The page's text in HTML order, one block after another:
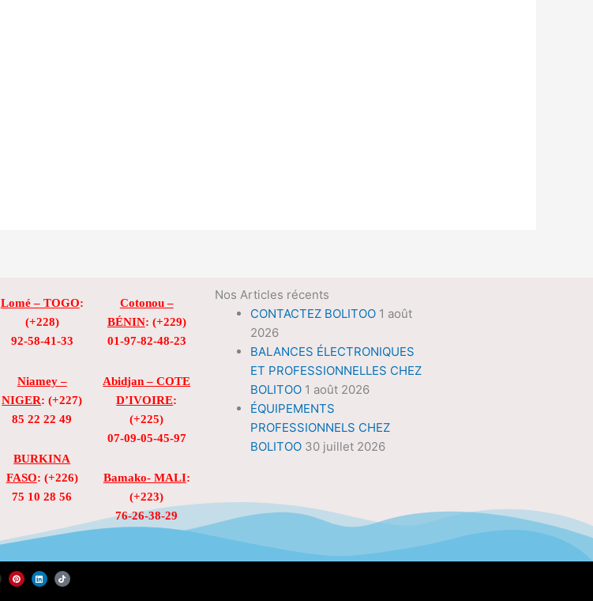
Lomé – TOGO:
(+228)
92-58-41-33
Niamey –
NIGER: (+227)
85 22 22 49
BURKINA
FASO: (+226)
75 10 28 56
Cotonou –
BÉNIN: (+229)
01-97-82-48-23
Abidjan – COTE
D’IVOIRE:
(+225)
07-09-05-45-97
Bamako- MALI:
(+223)
76-26-38-29
Nos Articles récents
CONTACTEZ BOLITOO 1 août
2026
BALANCES ÉLECTRONIQUES
ET PROFESSIONNELLES CHEZ
BOLITOO 1 août 2026
ÉQUIPEMENTS
PROFESSIONNELS CHEZ
BOLITOO 30 juillet 2026
P
i
n
L
i
n
T
i
k